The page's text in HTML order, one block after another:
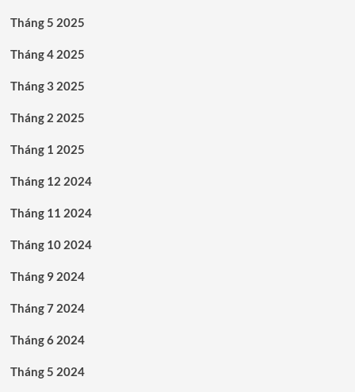
Tháng 5 2025
Tháng 4 2025
Tháng 3 2025
Tháng 2 2025
Tháng 1 2025
Tháng 12 2024
Tháng 11 2024
Tháng 10 2024
Tháng 9 2024
Tháng 7 2024
Tháng 6 2024
Tháng 5 2024